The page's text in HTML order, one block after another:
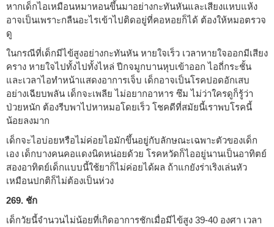
หากเด็กไอเหมือนหมาหอนขึ้นมาอย่างกะทันหันและเสียงแหบแห้ง
อาจเป็นเพราะกลืนอะไรเข้าไปติดอยู่ที่คอหอยก็ได้ ต้องให้หมอตรวจ
ดู
ในกรณีที่เด็กมีไข้สูงอย่างกะทันหัน หายใจเร็ว เวลาหายใจออกมีเสียง
คราง หายใจไปทั้งไปทั้งไหล่ ปีกจมูกบานหุบเข้าออก ไอถี่กระชั้น
และเวลาไอทำหน้าแสดงอาการเจ็บ เด็กอาจเป็นโรคปอดอักเสบ
อย่างเฉียบพลัน เด็กจะเพลีย ไม่อยากอาหาร ซึม ไม่ว่าใครดูก็รู้ว่า
ป่วยหนัก ต้องรีบพาไปหาหมอโดยเร็ว โชคดีที่สมัยนี้เราพบโรคนี้
น้อยลงมาก
เด็กจะไอบ่อยหรือไม่ค่อยไอมักขึ้นอยู่กับลักษณะเฉพาะตัวของเด็ก
เอง เด็กบางคนคอแดงนิดหน่อยด้วย โรคหวัดก็ไออยู่นานเป็นอาทิตย์
สองอาทิตย์เด็กแบบนี้ใช้ยาก็ไม่ค่อยได้ผล ถ้าแกยังร่าเริงเล่นหัว
เหมือนปกติก็ไม่ต้องเป็นห่วง
269. ชัก
เด็กวัยนี้จำนวนไม่น้อยที่เกิดอาการชักเมื่อมีไข้สูง 39-40 องศา เวลา